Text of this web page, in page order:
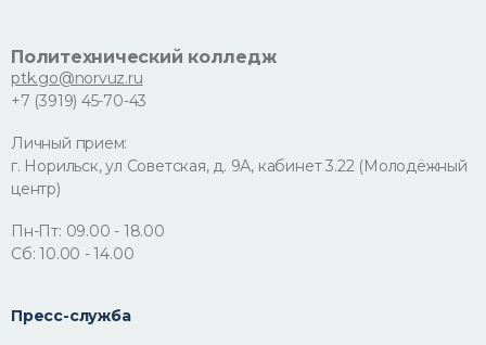
Политехнический колледж
ptk.go@norvuz.ru
+7 (3919) 45-70-43
Личный прием:
г. Норильск, ул Советская, д. 9А, кабинет 3.22 (Молодёжный
центр)
Пн-Пт: 09.00 - 18.00
Сб: 10.00 - 14.00
Пресс-служба